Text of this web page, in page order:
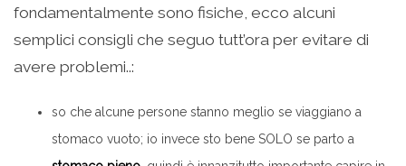
fondamentalmente sono fisiche, ecco alcuni
semplici consigli che seguo tutt’ora per evitare di
avere problemi..:
so che alcune persone stanno meglio se viaggiano a
stomaco vuoto; io invece sto bene SOLO se parto a